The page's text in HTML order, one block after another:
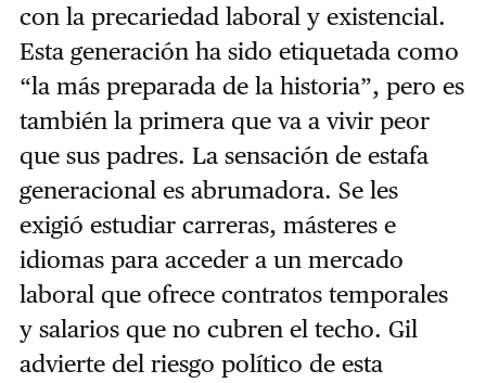
con la precariedad laboral y existencial.
Esta generación ha sido etiquetada como
“la más preparada de la historia”, pero es
también la primera que va a vivir peor
que sus padres. La sensación de estafa
generacional es abrumadora. Se les
exigió estudiar carreras, másteres e
idiomas para acceder a un mercado
laboral que ofrece contratos temporales
y salarios que no cubren el techo. Gil
advierte del riesgo político de esta